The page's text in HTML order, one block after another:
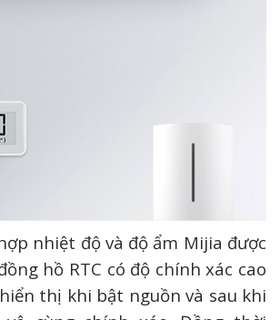
nhiệt độ và độ ẩm Mijia được
hồ RTC có độ chính xác cao
thị khi bật nguồn và sau khi